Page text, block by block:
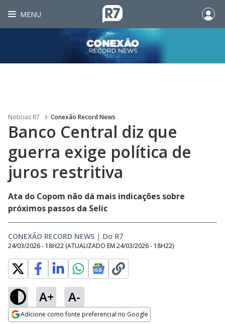
MENU
Noticias R7 Conexão Record News
Banco Central diz que
guerra exige política de
juros restritiva
Ata do Copom não dá mais indicações sobre
próximos passos da Selic
CONEXÃO RECORD NEWS | Do R7
24/03/2026 - 18H22 (ATUALIZADO EM 24/03/2026 - 18H22)
A+ A-
Adicione como fonte preferencial no Google
Ativar
Loaded
61.28%